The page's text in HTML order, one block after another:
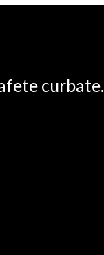
curbate.